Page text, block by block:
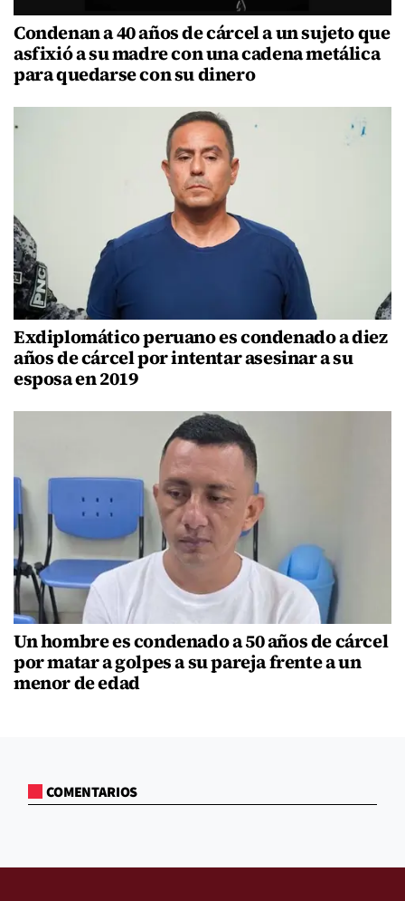
Condenan a 40 años de cárcel a un sujeto que
asfixió a su madre con una cadena metálica
para quedarse con su dinero
Exdiplomático peruano es condenado a diez
años de cárcel por intentar asesinar a su
esposa en 2019
Un hombre es condenado a 50 años de cárcel
por matar a golpes a su pareja frente a un
menor de edad
COMENTARIOS